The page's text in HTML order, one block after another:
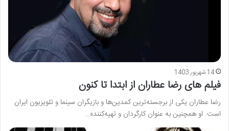
14 شهریور 1403
فیلم های رضا عطاران از ابتدا تا کنون
رضا عطاران یکی از برجسته‌ترین کمدین‌ها و بازیگران سینما و تلویزیون ایران
است. او همچنین به عنوان کارگردان و تهیه‌کننده…